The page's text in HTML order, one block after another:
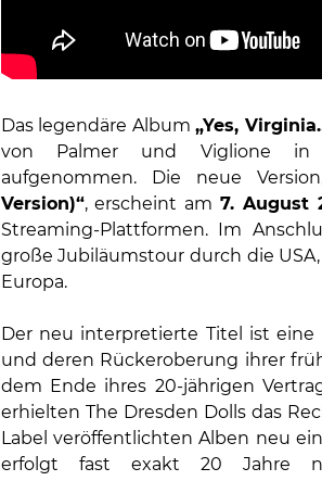
Das legendäre Album„Yes,
von Palmer und Viglione in
aufgenommen. Die neue
Version)“, erscheint am 7. August
Streaming-Plattformen. Im
große Jubiläumstour durch die
Europa.
Der neu interpretierte Titel ist
und deren Rückeroberung ihrer
dem Ende ihres 20-jährigen
erhielten The Dresden Dolls das
Label veröffentlichten Alben neu
erfolgt fast exakt 20 Jahre